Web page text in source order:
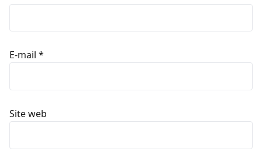
E-mail *
Site web